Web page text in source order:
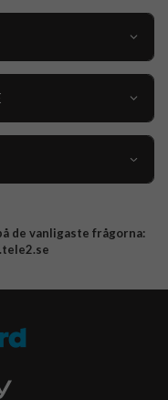
de vanligaste frågorna: